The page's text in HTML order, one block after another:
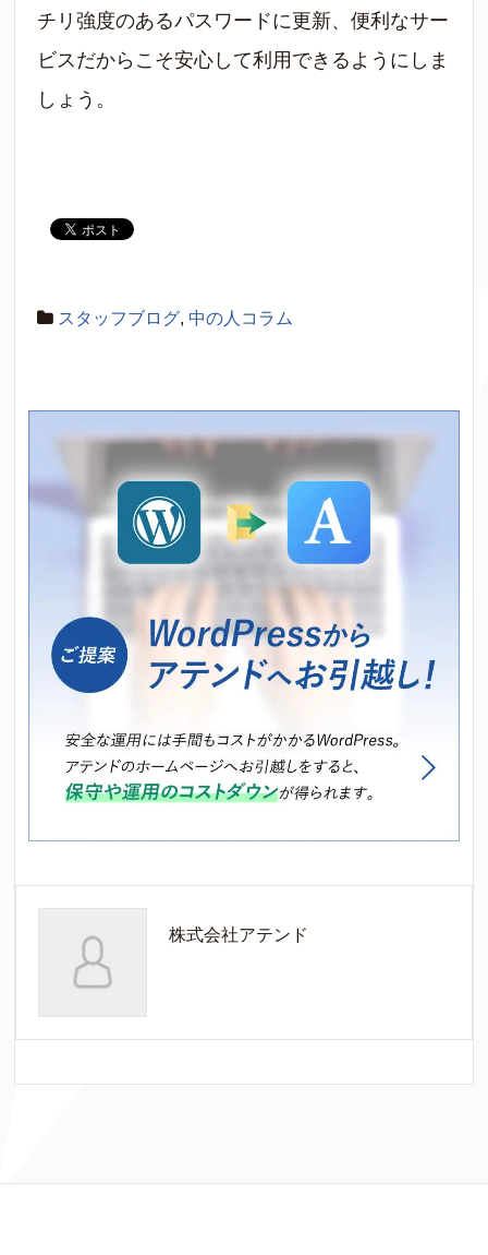
チリ強度のあるパスワードに更新、便利なサー
ビスだからこそ安心して利用できるようにしま
しょう。
スタッフブログ,中の人コラム
株式会社アテンド